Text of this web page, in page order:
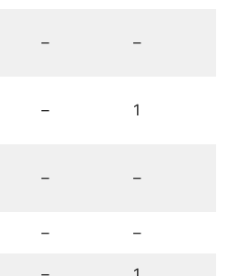
– –
– 1
– –
– –